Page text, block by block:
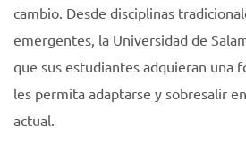
cambio. Desde disciplinas
emergentes, la Universidad de
que sus estudiantes adquieran una
les permita adaptarse y sobresalir
actual.